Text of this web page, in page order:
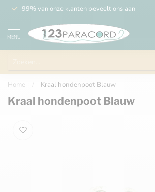
99% van onze klanten beveelt ons aan
MENU
Home Kraal hondenpoot Blauw
Kraal hondenpoot Blauw